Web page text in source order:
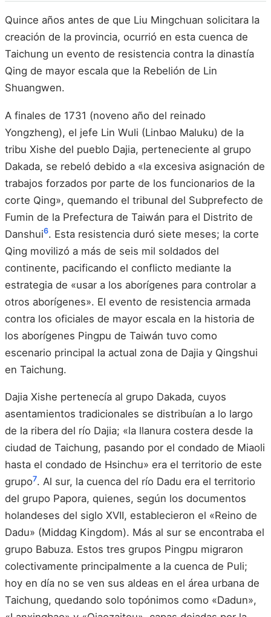
Quince años antes de que Liu Mingchuan solicitara la
creación de la provincia, ocurrió en esta cuenca de
Taichung un evento de resistencia contra la dinastía
Qing de mayor escala que la Rebelión de Lin
Shuangwen.
A finales de 1731 (noveno año del reinado
Yongzheng), el jefe Lin Wuli (Linbao Maluku) de la
tribu Xishe del pueblo Dajia, perteneciente al grupo
Dakada, se rebeló debido a «la excesiva asignación de
trabajos forzados por parte de los funcionarios de la
corte Qing», quemando el tribunal del Subprefecto de
Fumin de la Prefectura de Taiwán para el Distrito de
Danshui6. Esta resistencia duró siete meses; la corte
Qing movilizó a más de seis mil soldados del
continente, pacificando el conflicto mediante la
estrategia de «usar a los aborígenes para controlar a
otros aborígenes». El evento de resistencia armada
contra los oficiales de mayor escala en la historia de
los aborígenes Pingpu de Taiwán tuvo como
escenario principal la actual zona de Dajia y Qingshui
en Taichung.
Dajia Xishe pertenecía al grupo Dakada, cuyos
asentamientos tradicionales se distribuían a lo largo
de la ribera del río Dajia; «la llanura costera desde la
ciudad de Taichung, pasando por el condado de Miaoli
hasta el condado de Hsinchu» era el territorio de este
grupo7. Al sur, la cuenca del río Dadu era el territorio
del grupo Papora, quienes, según los documentos
holandeses del siglo XVII, establecieron el «Reino de
Dadu» (Middag Kingdom). Más al sur se encontraba el
grupo Babuza. Estos tres grupos Pingpu migraron
colectivamente principalmente a la cuenca de Puli;
hoy en día no se ven sus aldeas en el área urbana de
Taichung, quedando solo topónimos como «Dadun»,